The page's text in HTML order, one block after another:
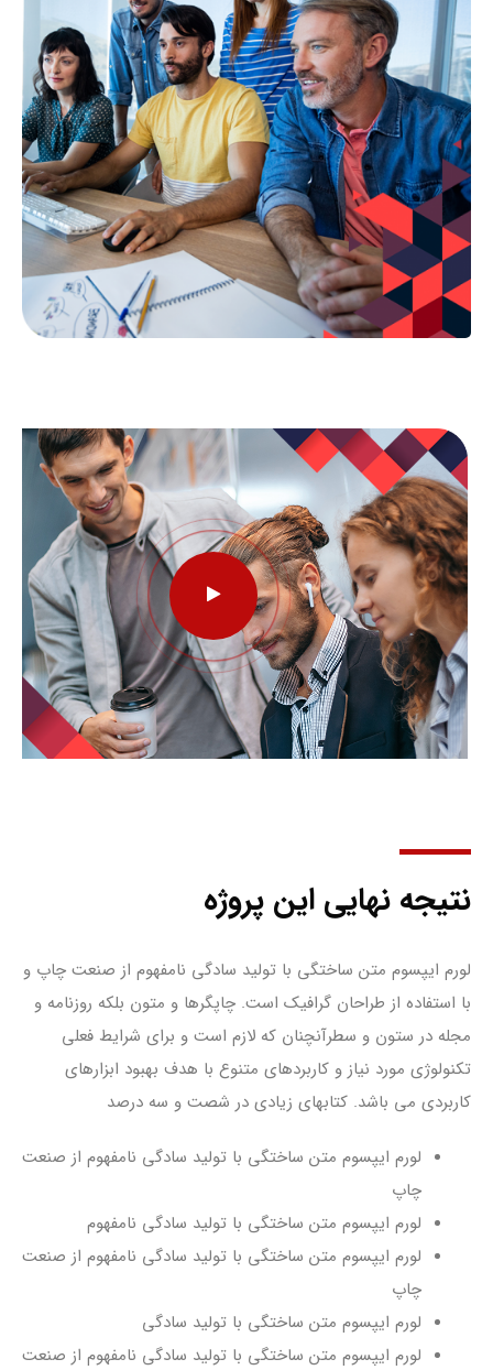
نتیجه نهایی این پروژه
لورم ایپسوم متن ساختگی با تولید سادگی نامفهوم از صنعت چاپ و
با استفاده از طراحان گرافیک است. چاپگرها و متون بلکه روزنامه و
مجله در ستون و سطرآنچنان که لازم است و برای شرایط فعلی
تکنولوژی مورد نیاز و کاربردهای متنوع با هدف بهبود ابزارهای
کاربردی می باشد. کتابهای زیادی در شصت و سه درصد
لورم ایپسوم متن ساختگی با تولید سادگی نامفهوم از صنعت
چاپ
لورم ایپسوم متن ساختگی با تولید سادگی نامفهوم
لورم ایپسوم متن ساختگی با تولید سادگی نامفهوم از صنعت
چاپ
لورم ایپسوم متن ساختگی با تولید سادگی
لورم ایپسوم متن ساختگی با تولید سادگی نامفهوم از صنعت